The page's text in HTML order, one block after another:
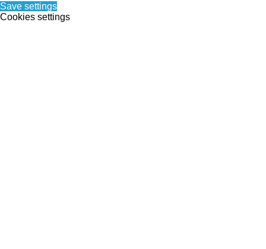
Save settings
Cookies settings